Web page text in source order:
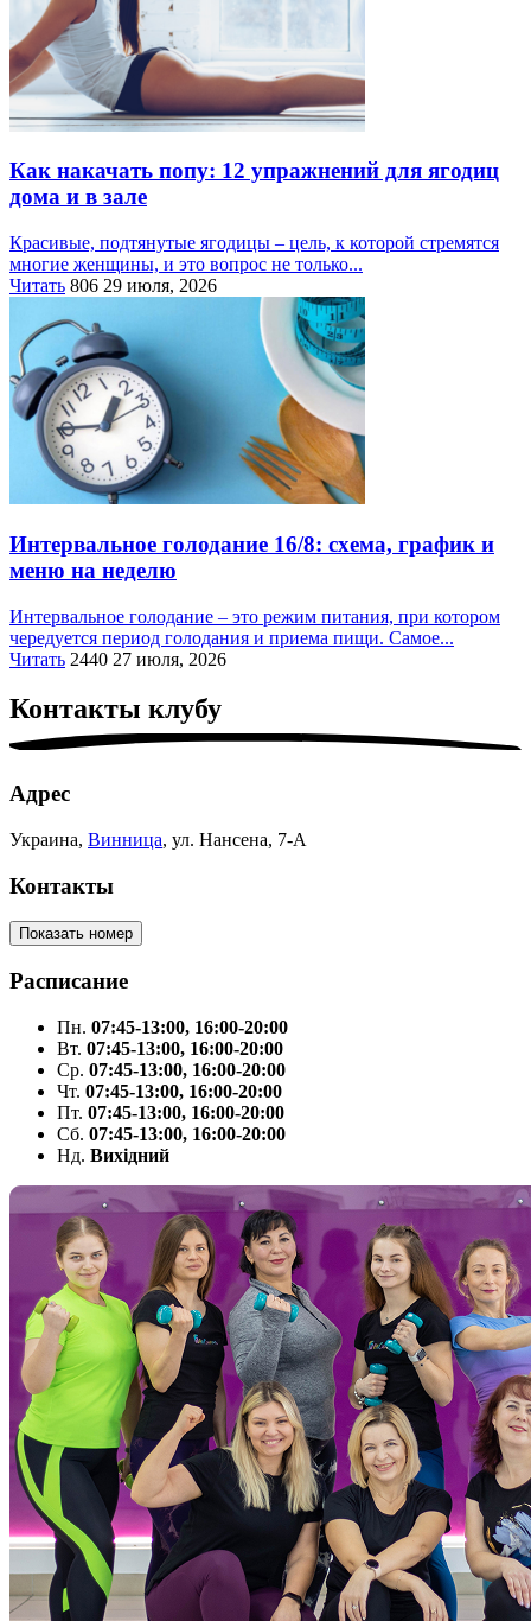
Как накачать попу: 12 упражнений для ягодиц
дома и в зале
Красивые, подтянутые ягодицы – цель, к которой стремятся
многие женщины, и это вопрос не только...
Читать 806 29 июля, 2026
Интервальное голодание 16/8: схема, график и
меню на неделю
Интервальное голодание – это режим питания, при котором
чередуется период голодания и приема пищи. Самое...
Читать 2440 27 июля, 2026
Контакты клубу
Адрес
Украина, Винница, ул. Нансена, 7-А
Контакты
Показать номер
Расписание
Пн. 07:45-13:00, 16:00-20:00
Вт. 07:45-13:00, 16:00-20:00
Ср. 07:45-13:00, 16:00-20:00
Чт. 07:45-13:00, 16:00-20:00
Пт. 07:45-13:00, 16:00-20:00
Сб. 07:45-13:00, 16:00-20:00
Нд. Вихідний